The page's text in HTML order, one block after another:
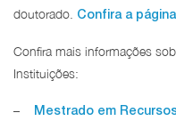
doutorado. Confira a
Confira mais informações
Instituições:
–
Mestrado em